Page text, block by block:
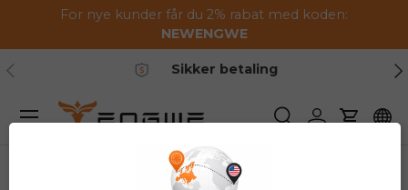
For nye kunder får du 2% rabat med koden:
NEWENGWE
Tidligere
Sikker betaling
SøgeLog indVogn
Menu